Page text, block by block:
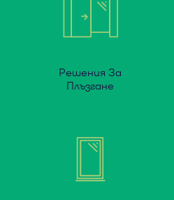
Решения За
Плъзгане